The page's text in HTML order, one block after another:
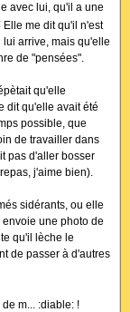
avec lui, qu'il a une
Elle me dit qu'il n'est
arrive, mais qu'elle
de "pensées".
qu'elle
dit qu'elle avait été
possible, que
de travailler dans
pas d'aller bosser
j'aime bien).
sidérants, ou elle
une photo de
qu'il lèche le
de passer à d'autres
m... :diable: !